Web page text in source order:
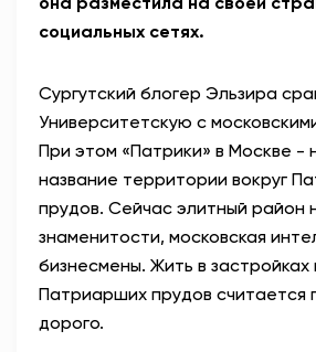
социальных сетях.
Сургутский блогер Эльзира
Университетскую с
При этом «Патрики» в Москве -
название территории вокруг
прудов. Сейчас элитный район
знаменитости, московская
бизнесмены. Жить в застройках
Патриарших прудов считается
дорого.